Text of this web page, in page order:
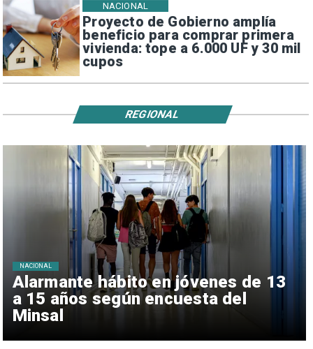
Proyecto de Gobierno amplía
beneficio para comprar primera
vivienda: tope a 6.000 UF y 30 mil
cupos
NACIONAL
Alarmante hábito en jóvenes de 13
a 15 años según encuesta del
Minsal
NACIONAL
REGIONAL